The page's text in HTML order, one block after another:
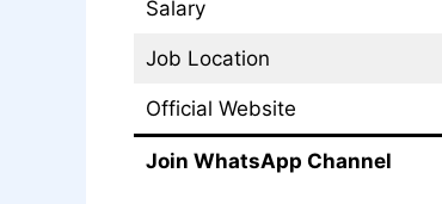
Salary
Job Location
Official Website
Join WhatsApp Channel